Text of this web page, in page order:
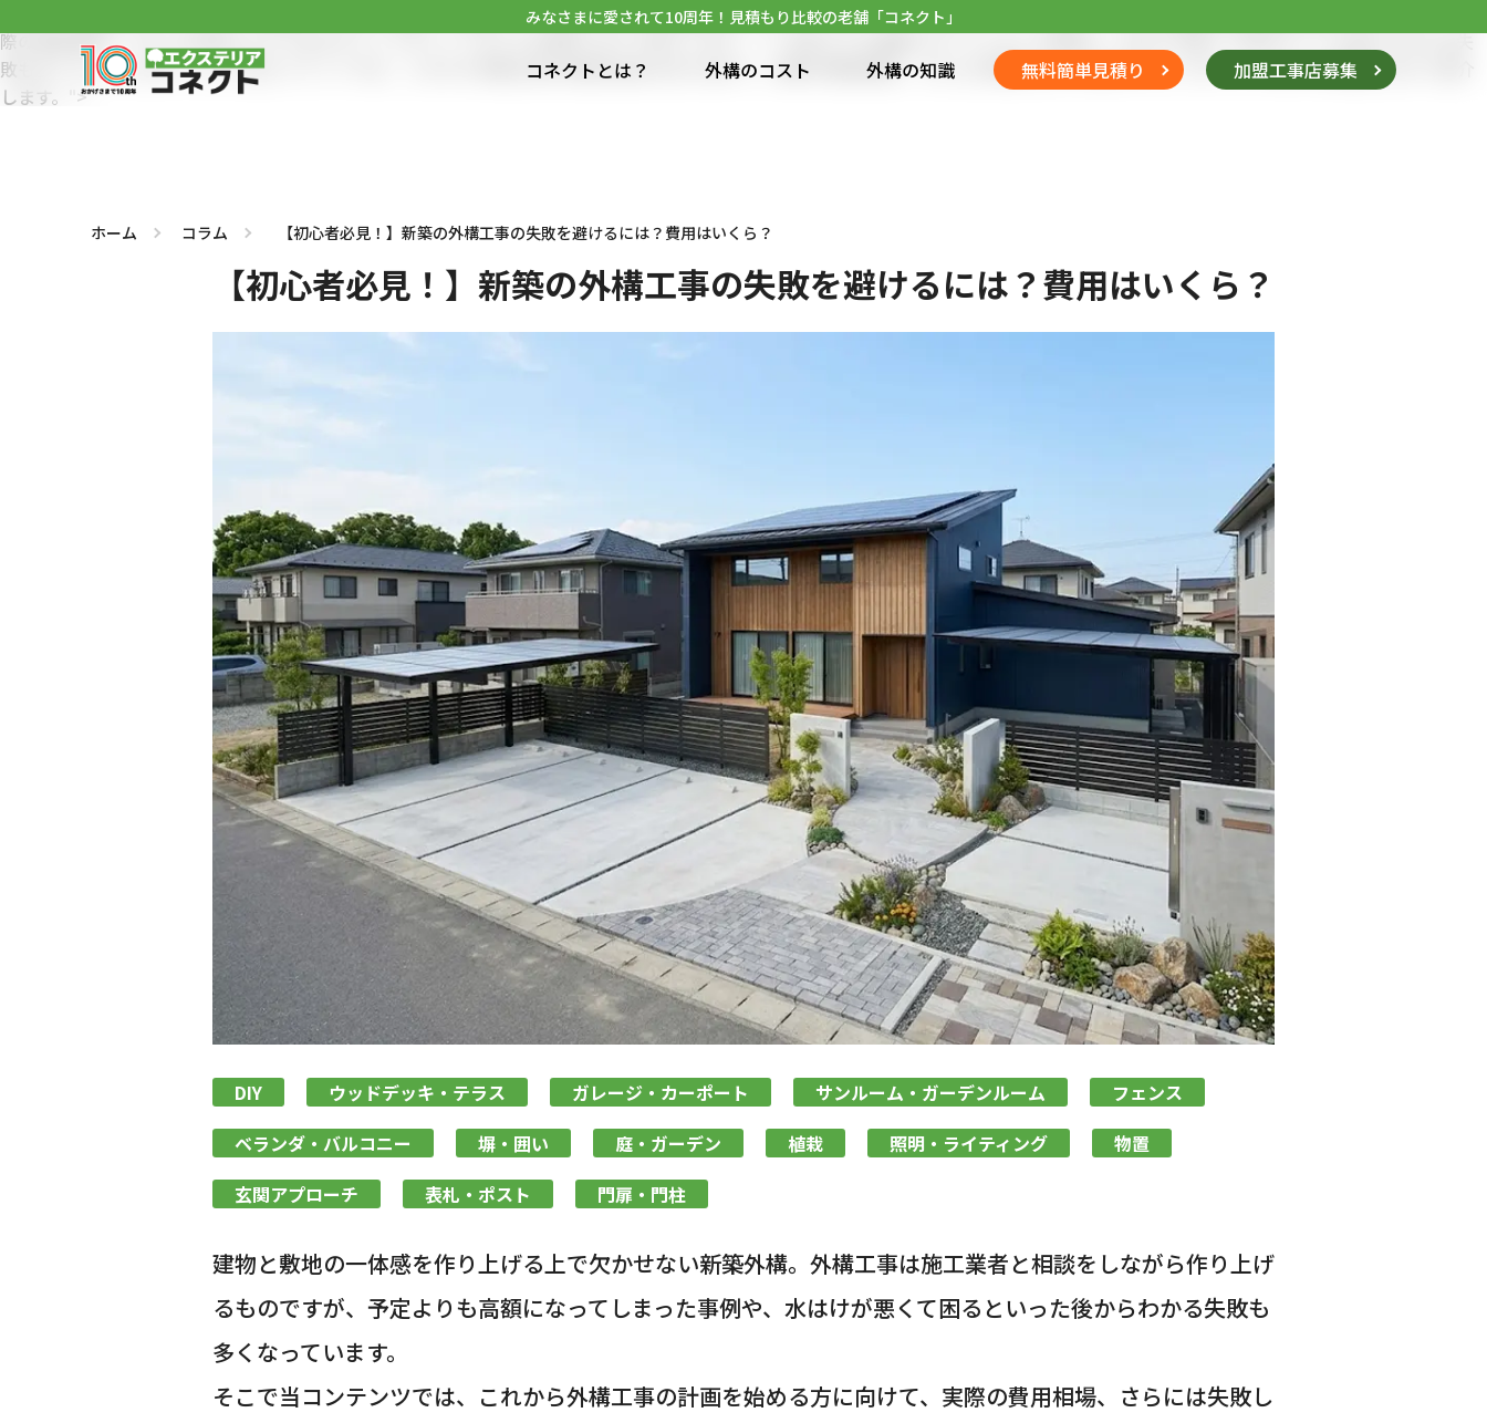
水はけが悪くて困るといった後からわかる失敗も多くなっています。そこで当コンテンツでは、これから外構工事の計画を始める方に向けて、実
際の費用相場、さらには失敗しないためのチェックポイントを3つの項目に分けて紹介します。" />予定よりも高額になってしまった事例や、水はけが悪くて困るといった後からわかる失
敗も多くなっています。そこで当コンテンツでは、これから外構工事の計画を始める方に向けて、実際の費用相場、さらには失敗しないためのチェックポイントを3つの項目に分けて紹介
します。">
みなさまに愛されて10周年！見積もり比較の老舗「コネクト」
コネクトとは？ 外構のコスト 外構の知識 無料簡単見積り 加盟工事店募集
ホーム コラム 【初心者必見！】新築の外構工事の失敗を避けるには？費用はいくら？
【初心者必見！】新築の外構工事の失敗を避けるには？費用はいくら？
DIY ウッドデッキ・テラス ガレージ・カーポート サンルーム・ガーデンルーム
フェンス
ベランダ・バルコニー
塀・囲い 庭・ガーデン 植栽 照明・ライティング
物置
玄関アプローチ
表札・ポスト 門扉・門柱
建物と敷地の一体感を作り上げる上で欠かせない新築外構。外構工事は施工業者と相談をしながら作り上げ
るものですが、予定よりも高額になってしまった事例や、水はけが悪くて困るといった後からわかる失敗も
多くなっています。
そこで当コンテンツでは、これから外構工事の計画を始める方に向けて、実際の費用相場、さらには失敗し